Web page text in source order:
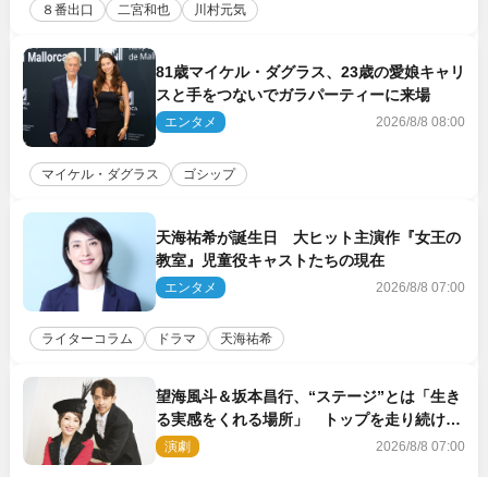
８番出口 二宮和也 川村元気
81歳マイケル・ダグラス、23歳の愛娘キャリ
スと手をつないでガラパーティーに来場
エンタメ 2026/8/8 08:00
マイケル・ダグラス ゴシップ
天海祐希が誕生日 大ヒット主演作『女王の
教室』児童役キャストたちの現在
エンタメ 2026/8/8 07:00
ライターコラム ドラマ 天海祐希
望海風斗＆坂本昌行、“ステージ”とは「生き
る実感をくれる場所」 トップを走り続ける
原動力を語る
演劇 2026/8/8 07:00